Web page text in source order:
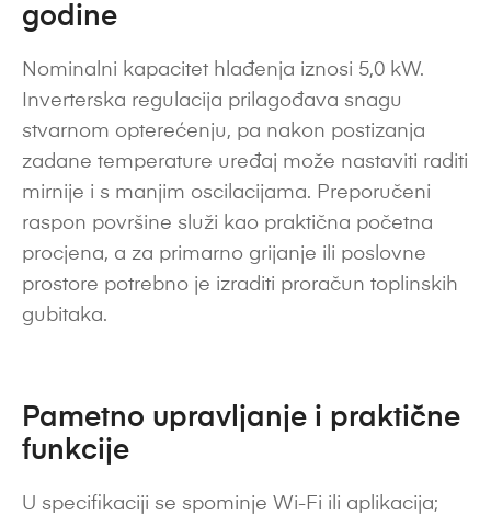
godine
Nominalni kapacitet hlađenja iznosi 5,0 kW.
Inverterska regulacija prilagođava snagu
stvarnom opterećenju, pa nakon postizanja
zadane temperature uređaj može nastaviti raditi
mirnije i s manjim oscilacijama. Preporučeni
raspon površine služi kao praktična početna
procjena, a za primarno grijanje ili poslovne
prostore potrebno je izraditi proračun toplinskih
gubitaka.
Pametno upravljanje i praktične
funkcije
U specifikaciji se spominje Wi-Fi ili aplikacija;